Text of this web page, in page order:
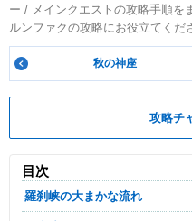
ー / メインクエストの攻略手順を
ルンファクの攻略にお役立てくだ
秋の神座
攻略チ
目次
羅刹峡の大まかな流れ